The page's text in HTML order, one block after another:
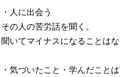
・人に出会う
その人の苦労話を聞く。
聞いてマイナスになることはな
・気づいたこと・学んだこと